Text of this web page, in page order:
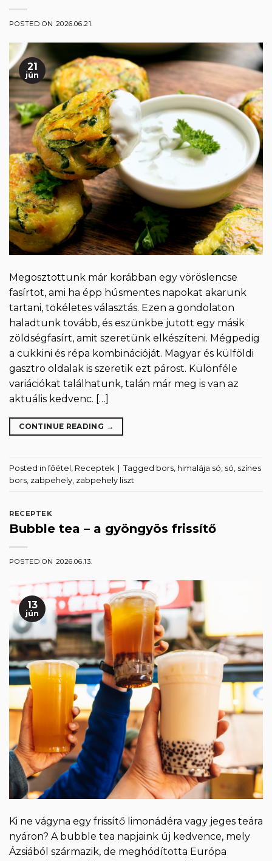
POSTED ON 2026.06.21.
21
jún
Megosztottunk már korábban egy vöröslencse
fasírtot, ami ha épp húsmentes napokat akarunk
tartani, tökéletes választás. Ezen a gondolaton
haladtunk tovább, és eszünkbe jutott egy másik
zöldségfasírt, amit szeretünk elkészíteni. Mégpedig
a cukkini és répa kombinációját. Magyar és külföldi
gasztro oldalak is szeretik ezt párost. Különféle
variációkat találhatunk, talán már meg is van az
aktuális kedvenc. […]
CONTINUE READING →
Posted infőétel Receptek | Tagged bors himalája só só színes
bors zabpehely zabpehely liszt
RECEPTEK
Bubble tea – a gyöngyös frissítő
POSTED ON 2026.06.13.
13
jún
Ki ne vágyna egy frissítő limonádéra vagy jeges teára
nyáron? A bubble tea napjaink új kedvence, mely
Ázsiából származik, de meghódította Európa